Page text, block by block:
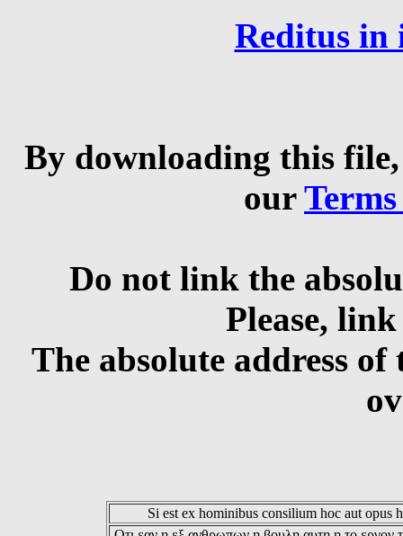
Reditus in
By downloading this
our
Do not link the
Please,
The absolute address
Si est ex hominibus consilium hoc aut opus